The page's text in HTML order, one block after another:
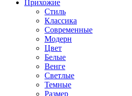
Прихожие
Стиль
Классика
Современные
Модерн
Цвет
Белые
Венге
Светлые
Темные
Размер